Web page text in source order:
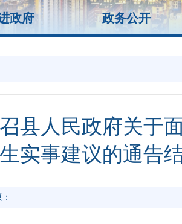
政府 政务公开
县人民政府关于
实事建议的通告